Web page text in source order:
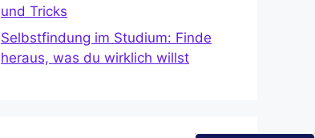
und Tricks
Selbstfindung im Studium: Finde
heraus, was du wirklich willst